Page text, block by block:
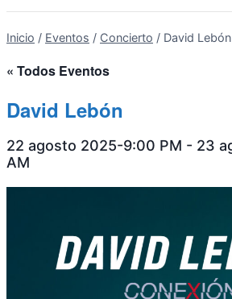
Inicio / Eventos / Concierto / David Lebón
« Todos Eventos
David Lebón
22 agosto 2025-9:00 PM - 23
AM